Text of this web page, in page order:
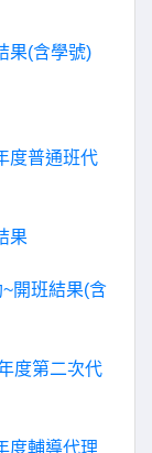
果(含學號)
度普通班代
果
開班結果(含
度第二次代
度輔導代理